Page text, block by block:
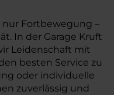
Fortbewegung –
In der Garage Kruft
Leidenschaft mit
besten Service zu
oder individuelle
zuverlässig und